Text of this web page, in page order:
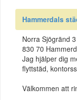
Hammerdals
Norra Sjögränd 3
830 70
Jag hjälper dig
flyttstäd,
Välkommen att